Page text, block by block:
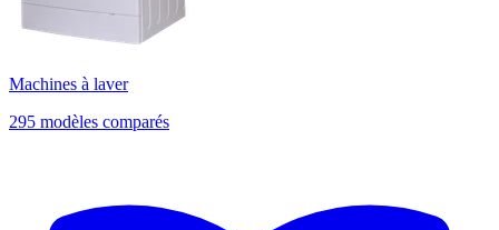
Machines à laver
295 modèles comparés